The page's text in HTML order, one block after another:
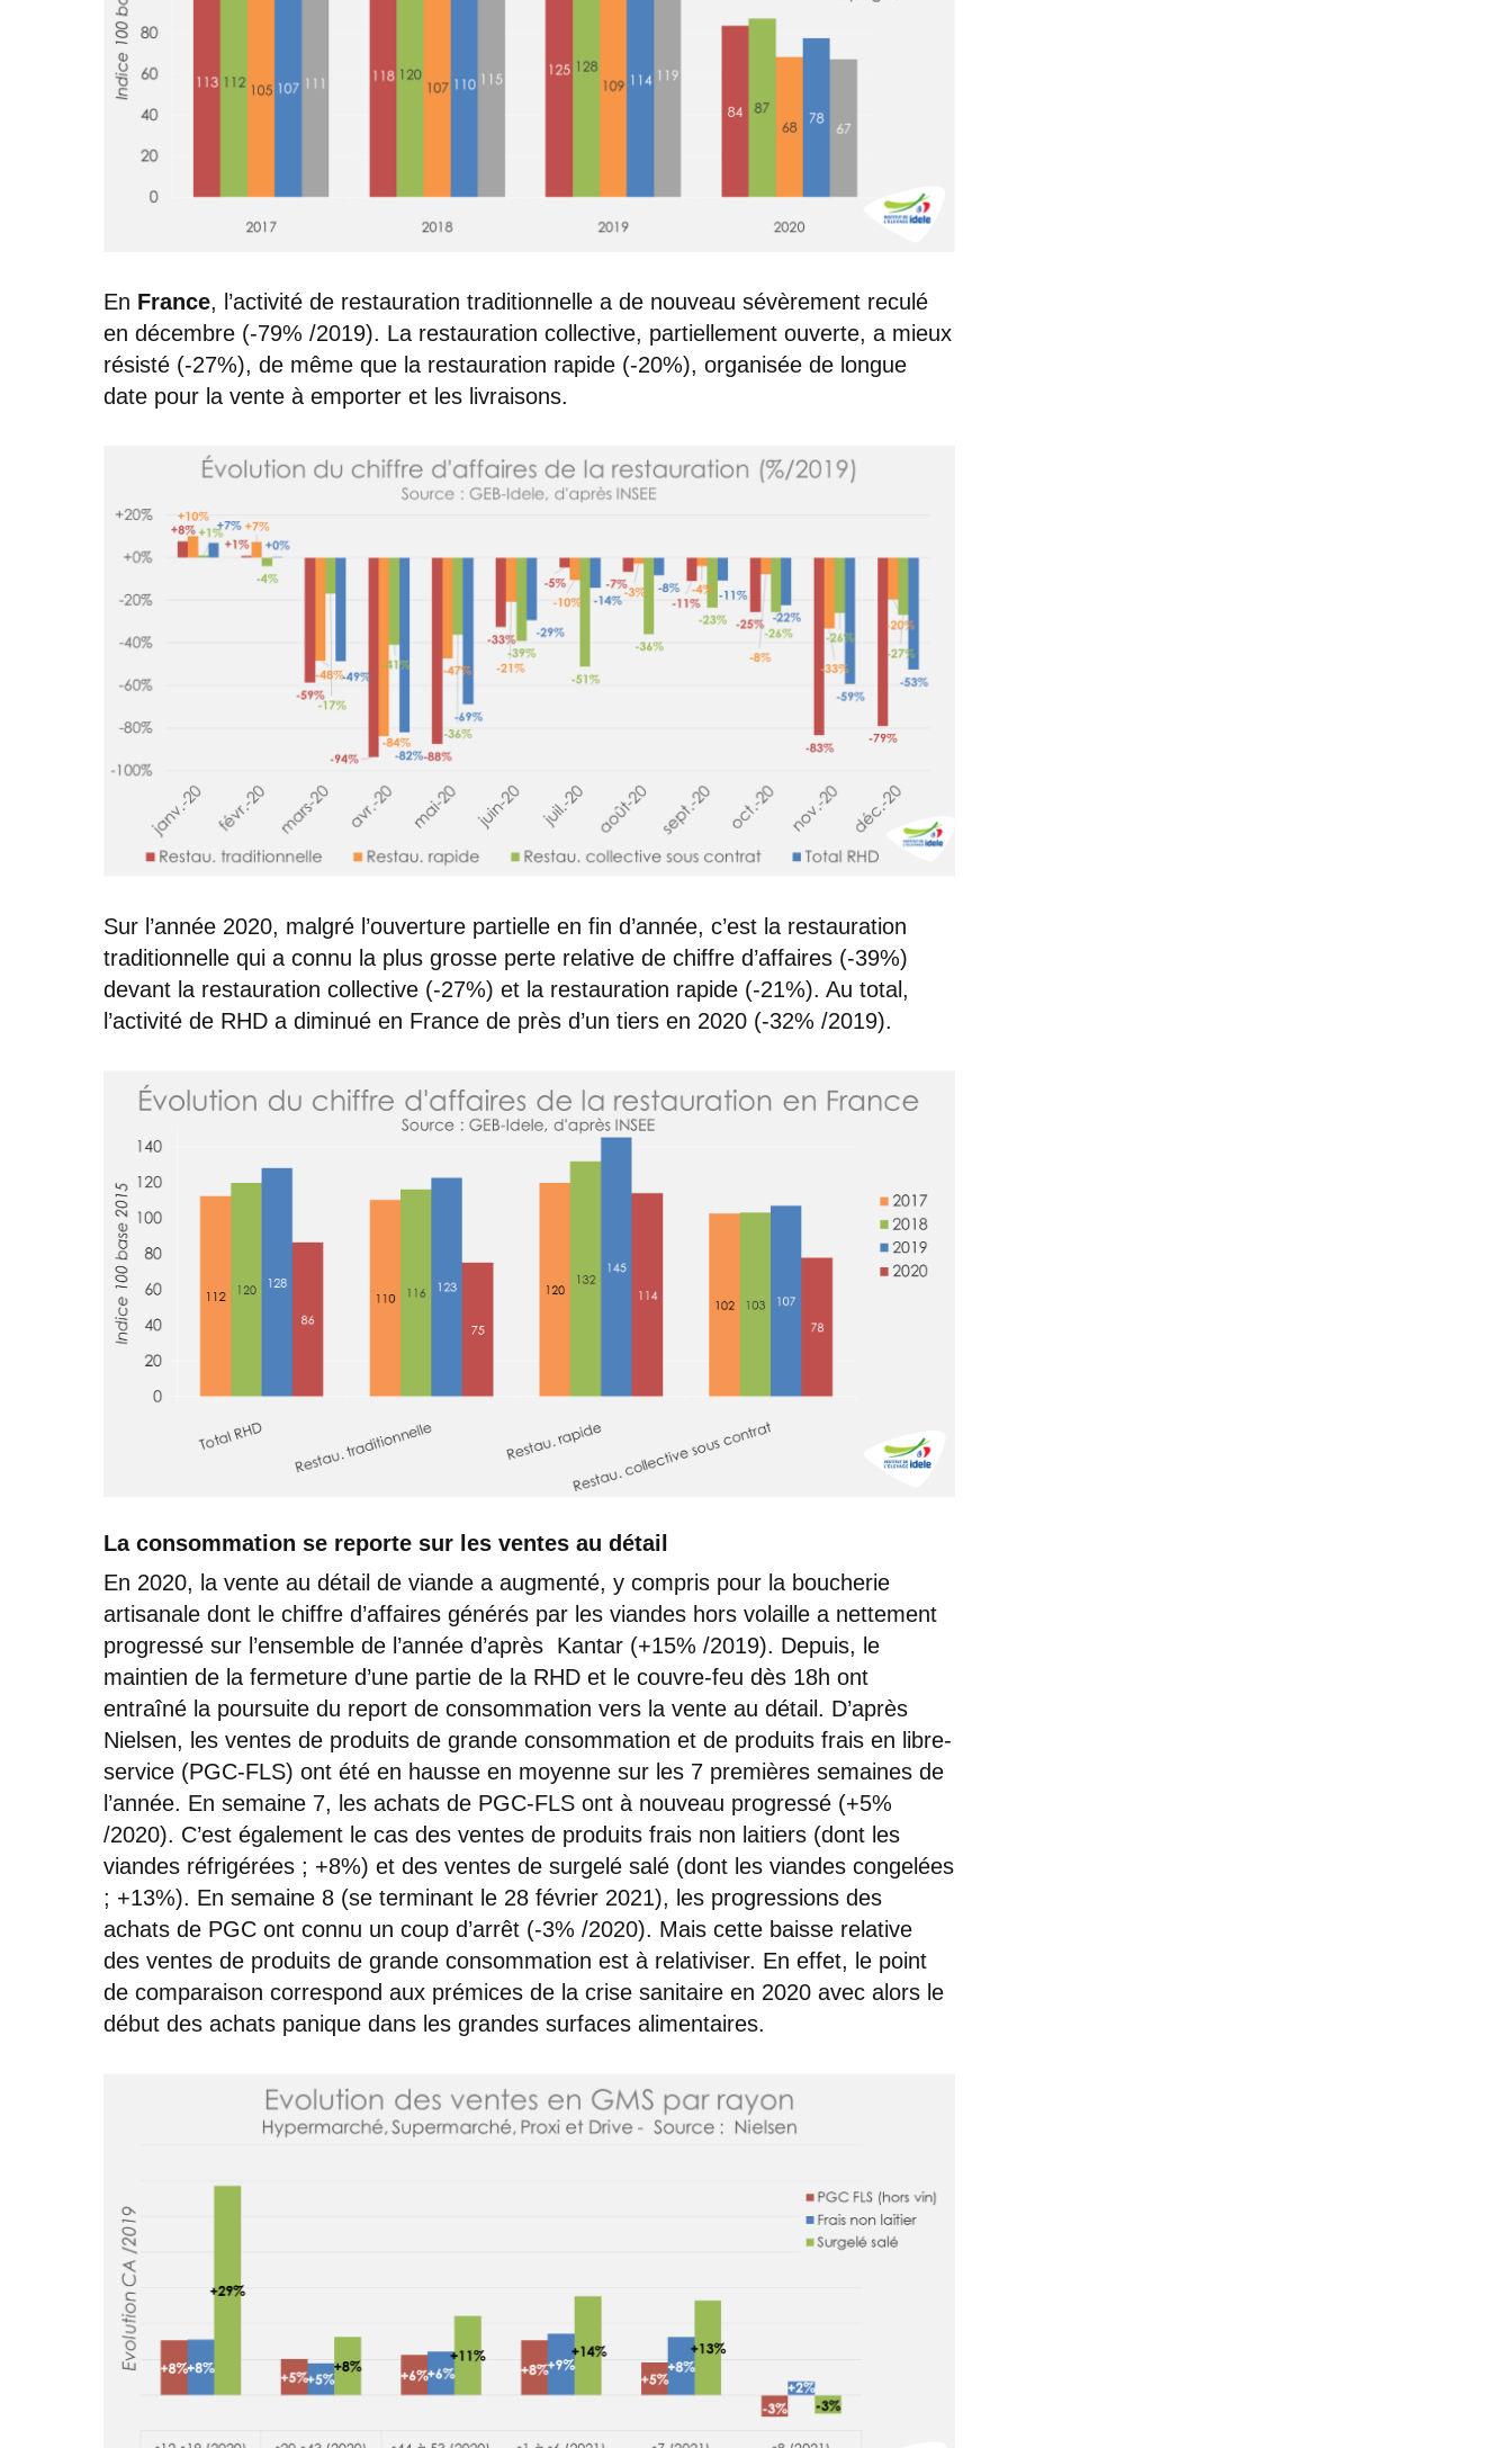
En France, l’activité de restauration traditionnelle a de nouveau sévèrement reculé
en décembre (-79% /2019). La restauration collective, partiellement ouverte, a mieux
résisté (-27%), de même que la restauration rapide (-20%), organisée de longue
date pour la vente à emporter et les livraisons.
Sur l’année 2020, malgré l’ouverture partielle en fin d’année, c’est la restauration
traditionnelle qui a connu la plus grosse perte relative de chiffre d’affaires (-39%)
devant la restauration collective (-27%) et la restauration rapide (-21%). Au total,
l’activité de RHD a diminué en France de près d’un tiers en 2020 (-32% /2019).
La consommation se reporte sur les ventes au détail
En 2020, la vente au détail de viande a augmenté, y compris pour la boucherie
artisanale dont le chiffre d’affaires générés par les viandes hors volaille a nettement
progressé sur l’ensemble de l’année d’après Kantar (+15% /2019). Depuis, le
maintien de la fermeture d’une partie de la RHD et le couvre-feu dès 18h ont
entraîné la poursuite du report de consommation vers la vente au détail. D’après
Nielsen, les ventes de produits de grande consommation et de produits frais en libre-
service (PGC-FLS) ont été en hausse en moyenne sur les 7 premières semaines de
l’année. En semaine 7, les achats de PGC-FLS ont à nouveau progressé (+5%
/2020). C’est également le cas des ventes de produits frais non laitiers (dont les
viandes réfrigérées ; +8%) et des ventes de surgelé salé (dont les viandes congelées
; +13%). En semaine 8 (se terminant le 28 février 2021), les progressions des
achats de PGC ont connu un coup d’arrêt (-3% /2020). Mais cette baisse relative
des ventes de produits de grande consommation est à relativiser. En effet, le point
de comparaison correspond aux prémices de la crise sanitaire en 2020 avec alors le
début des achats panique dans les grandes surfaces alimentaires.